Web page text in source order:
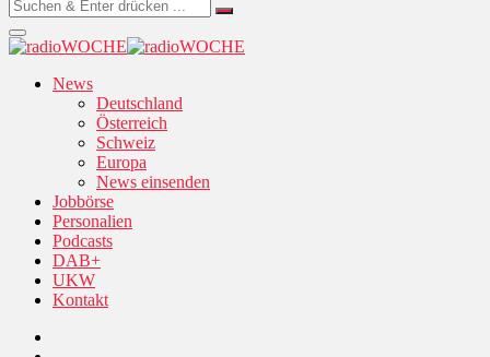
News
Deutschland
Österreich
Schweiz
Europa
News einsenden
Jobbörse
Personalien
Podcasts
DAB+
UKW
Kontakt